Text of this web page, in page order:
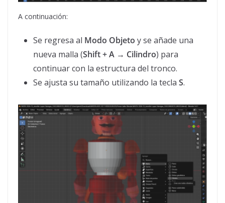
A continuación:
Se regresa al Modo Objeto y se añade una
nueva malla (Shift + A → Cilindro) para
continuar con la estructura del tronco.
Se ajusta su tamaño utilizando la tecla S.